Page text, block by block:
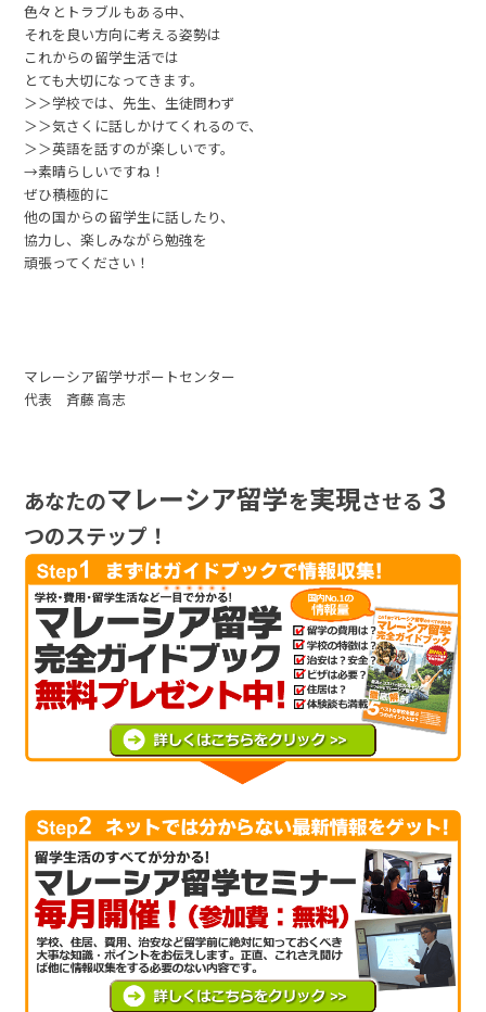
色々とトラブルもある中、
それを良い方向に考える姿勢は
これからの留学生活では
とても大切になってきます。
＞＞学校では、先生、生徒問わず
＞＞気さくに話しかけてくれるので、
＞＞英語を話すのが楽しいです。
→素晴らしいですね！
ぜひ積極的に
他の国からの留学生に話したり、
協力し、楽しみながら勉強を
頑張ってください！
マレーシア留学サポートセンター
代表 斉藤 高志
あなたのマレーシア留学を実現させる ３
つのステップ！